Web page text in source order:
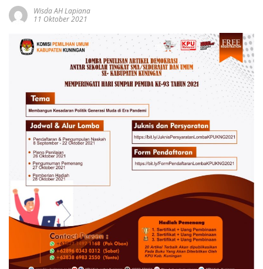
Wisda AH Lapiana
11 Oktober 2021